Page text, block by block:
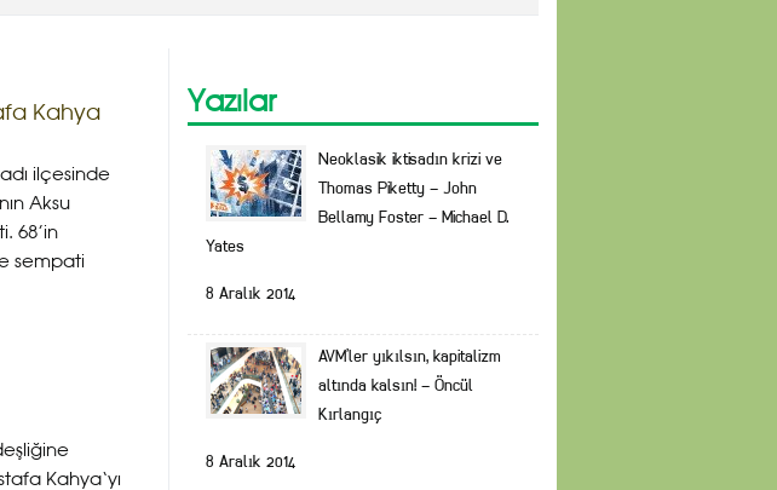
Kahya
ilçesinde
Aksu
68’in
sempati
Kahya‘yı
Yazılar
Neoklasik iktisadın krizi ve
Thomas Piketty – John
Bellamy Foster – Michael D.
Yates
8 Aralık 2014
AVM’ler yıkılsın, kapitalizm
altında kalsın! – Öncül
Kırlangıç
8 Aralık 2014